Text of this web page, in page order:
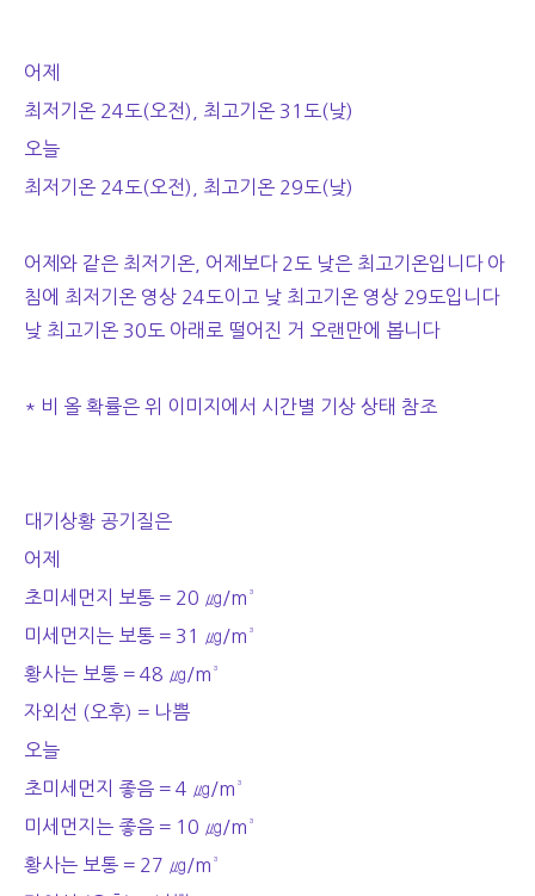
어제
최저기온 24도(오전), 최고기온 31도(낮)
오늘
최저기온 24도(오전), 최고기온 29도(낮)
어제와 같은 최저기온, 어제보다 2도 낮은 최고기온입니다 아
침에 최저기온 영상 24도이고 낮 최고기온 영상 29도입니다
낮 최고기온 30도 아래로 떨어진 거 오랜만에 봅니다
* 비 올 확률은 위 이미지에서 시간별 기상 상태 참조
대기상황 공기질은
어제
초미세먼지 보통 = 20 ㎍/m³
미세먼지는 보통 = 31 ㎍/m³
황사는 보통 = 48 ㎍/m³
자외선 (오후) = 나쁨
오늘
초미세먼지 좋음 = 4 ㎍/m³
미세먼지는 좋음 = 10 ㎍/m³
황사는 보통 = 27 ㎍/m³